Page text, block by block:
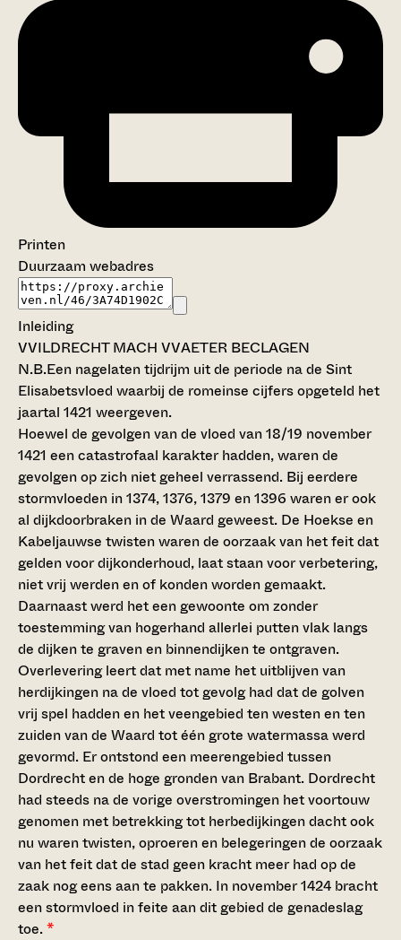
Printen
Duurzaam webadres
Inleiding
VVILDRECHT MACH VVAETER BECLAGEN
N.B.Een nagelaten tijdrijm uit de periode na de Sint
Elisabetsvloed waarbij de romeinse cijfers opgeteld het
jaartal 1421 weergeven.
Hoewel de gevolgen van de vloed van 18/19 november
1421 een catastrofaal karakter hadden, waren de
gevolgen op zich niet geheel verrassend. Bij eerdere
stormvloeden in 1374, 1376, 1379 en 1396 waren er ook
al dijkdoorbraken in de Waard geweest. De Hoekse en
Kabeljauwse twisten waren de oorzaak van het feit dat
gelden voor dijkonderhoud, laat staan voor verbetering,
niet vrij werden en of konden worden gemaakt.
Daarnaast werd het een gewoonte om zonder
toestemming van hogerhand allerlei putten vlak langs
de dijken te graven en binnendijken te ontgraven.
Overlevering leert dat met name het uitblijven van
herdijkingen na de vloed tot gevolg had dat de golven
vrij spel hadden en het veengebied ten westen en ten
zuiden van de Waard tot één grote watermassa werd
gevormd. Er ontstond een meerengebied tussen
Dordrecht en de hoge gronden van Brabant. Dordrecht
had steeds na de vorige overstromingen het voortouw
genomen met betrekking tot herbedijkingen dacht ook
nu waren twisten, oproeren en belegeringen de oorzaak
van het feit dat de stad geen kracht meer had op de
zaak nog eens aan te pakken. In november 1424 bracht
een stormvloed in feite aan dit gebied de genadeslag
toe.*